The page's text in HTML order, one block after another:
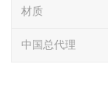
材质
中国总代理